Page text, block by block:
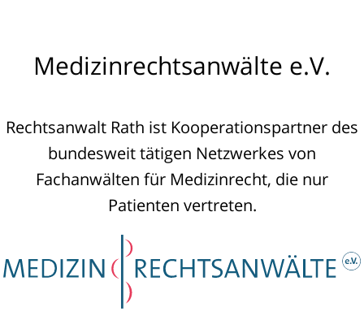
Medizinrechtsanwälte e.V.
Rechtsanwalt Rath ist Kooperationspartner des
bundesweit tätigen Netzwerkes von
Fachanwälten für Medizinrecht, die nur
Patienten vertreten.